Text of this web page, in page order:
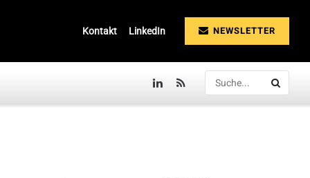
Kontakt LinkedIn NEWSLETTER